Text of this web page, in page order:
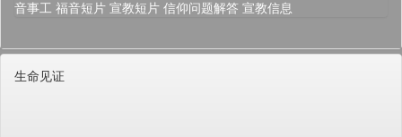
音事工 福音短片 宣教短片 信仰问题解答 宣教信息
生命见证